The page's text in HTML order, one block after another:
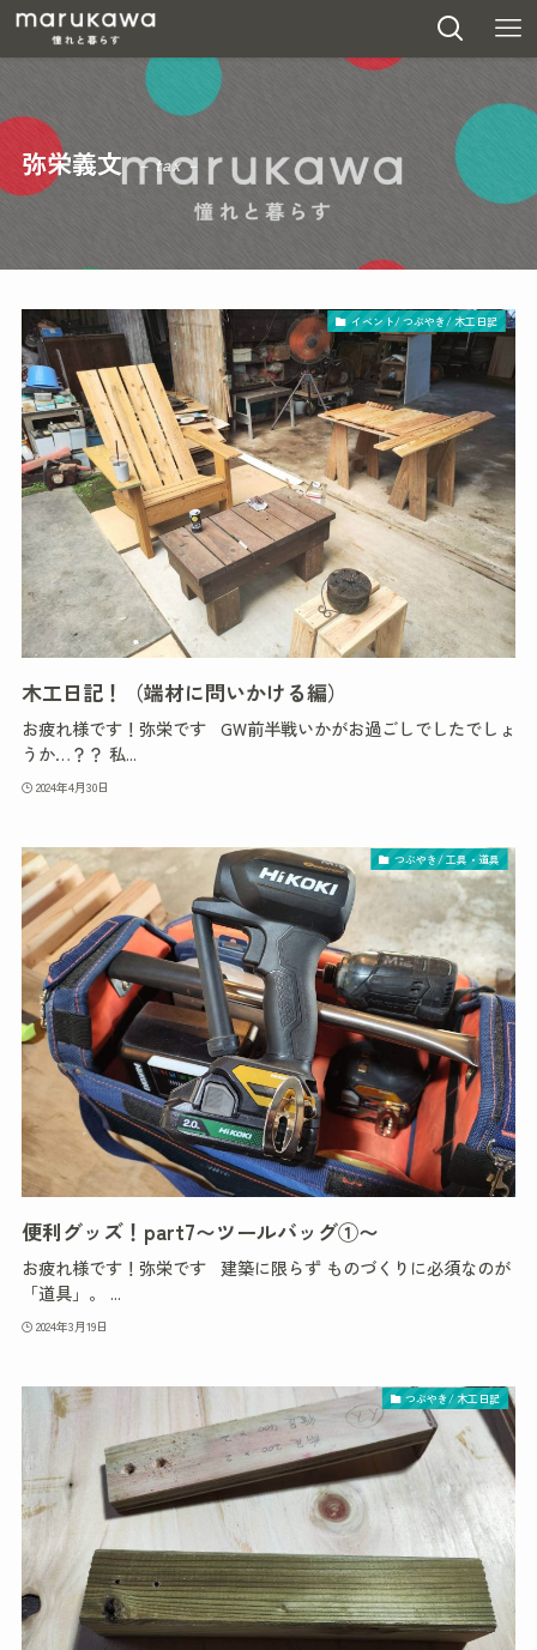
弥栄義文 – tax –
イベント/ つぶやき/ 木工日記
木工日記！（端材に問いかける編）
お疲れ様です！弥栄です GW前半戦いかがお過ごしでしたでしょ
うか…？？ 私...
2024年4月30日
つぶやき/ 工具・道具
便利グッズ！part7〜ツールバッグ①〜
お疲れ様です！弥栄です 建築に限らず ものづくりに必須なのが
「道具」。 ...
2024年3月19日
つぶやき/ 木工日記